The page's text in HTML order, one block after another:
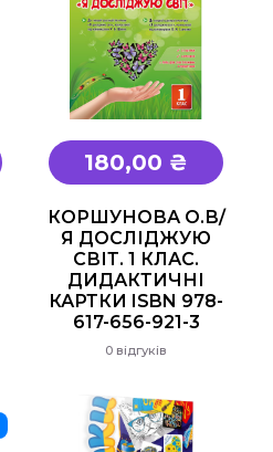
180,00 ₴
КОРШУНОВА О.В/
Я ДОСЛІДЖУЮ
СВІТ. 1 КЛАС.
ДИДАКТИЧНІ
КАРТКИ ISBN 978-
617-656-921-3
0 відгуків